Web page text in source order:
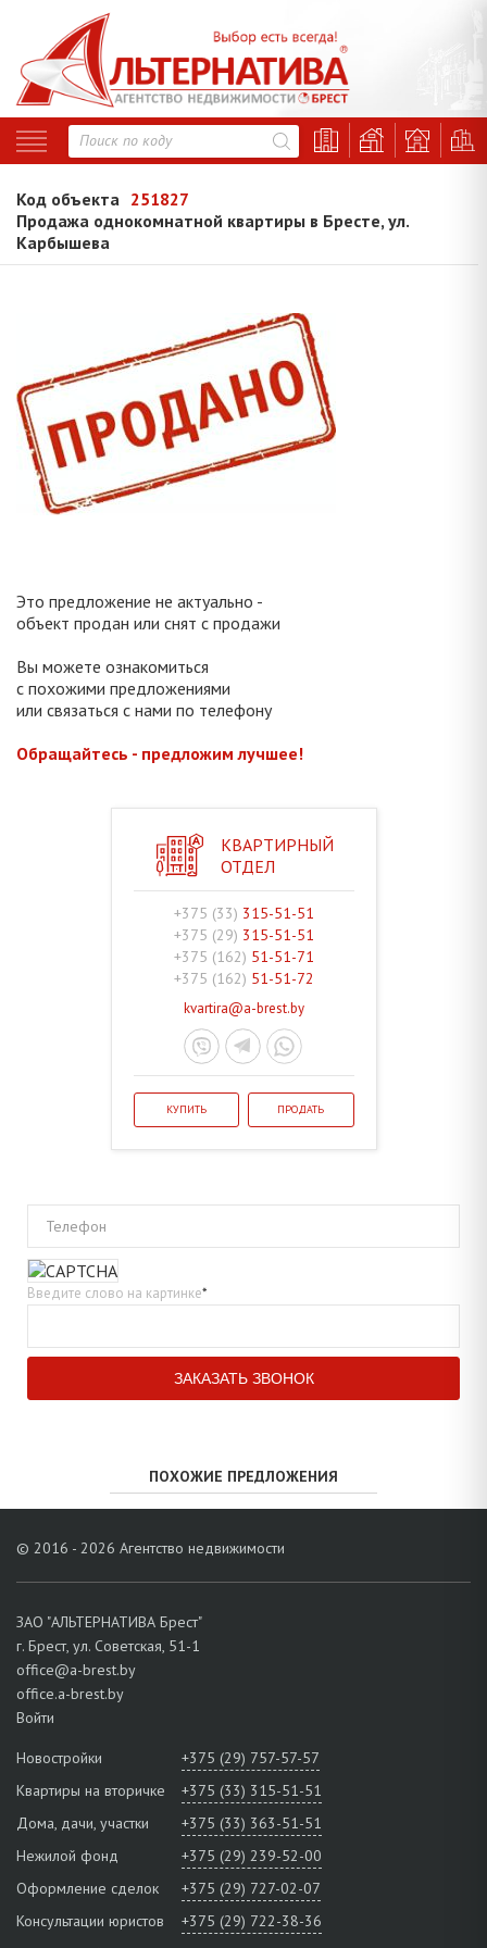
Код объекта 251827
Продажа однокомнатной квартиры в Бресте, ул.
Карбышева
Это предложение не актуально -
объект продан или снят с продажи
Вы можете ознакомиться
с похожими предложениями
или связаться с нами по телефону
Обращайтесь - предложим лучшее!
КВАРТИРНЫЙ
ОТДЕЛ
+375 (33) 315-51-51
+375 (29) 315-51-51
+375 (162) 51-51-71
+375 (162) 51-51-72
kvartira@a-brest.by
КУПИТЬ ПРОДАТЬ
Телефон
Введите слово на картинке*
ПОХОЖИЕ ПРЕДЛОЖЕНИЯ
© 2016 - 2026 Агентство недвижимости
ЗАО "АЛЬТЕРНАТИВА Брест"
г. Брест, ул. Советская, 51-1
office@a-brest.by
office.a-brest.by
Войти
Новостройки
+375 (29) 757-57-57
Квартиры на вторичке
+375 (33) 315-51-51
Дома, дачи, участки
+375 (33) 363-51-51
Нежилой фонд
+375 (29) 239-52-00
Оформление сделок
+375 (29) 727-02-07
Консультации юристов
+375 (29) 722-38-36